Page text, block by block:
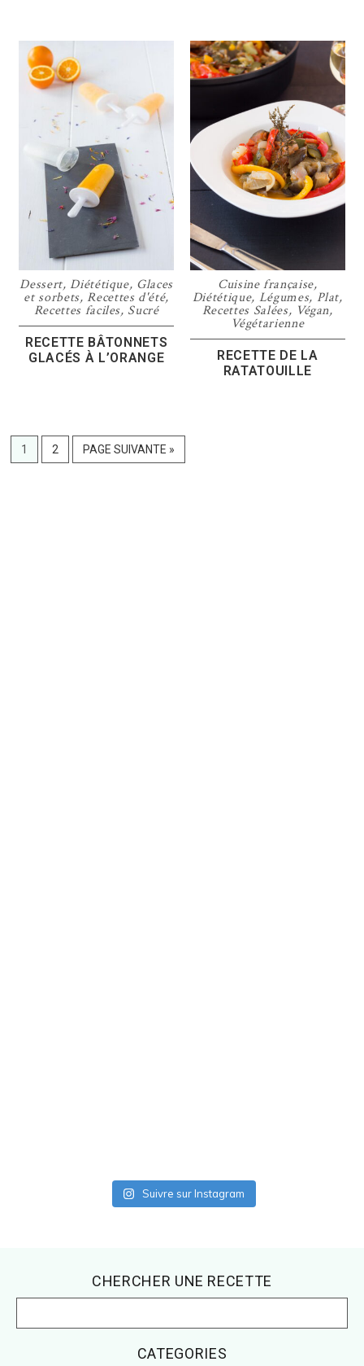
Dessert,Diététique, Glaces
et sorbets,Recettes d'été,
Recettes faciles, Sucré
RECETTE BÂTONNETS
GLACÉS À L’ORANGE
Cuisine française,
Diététique, Légumes, Plat,
Recettes Salées, Végan,
Végétarienne
RECETTE DE LA
RATATOUILLE
PAGE
1 PAGE
2
ALLER
À
PAGE SUIVANTE »
Suivre sur Instagram
CHERCHER UNE RECETTE
CATEGORIES